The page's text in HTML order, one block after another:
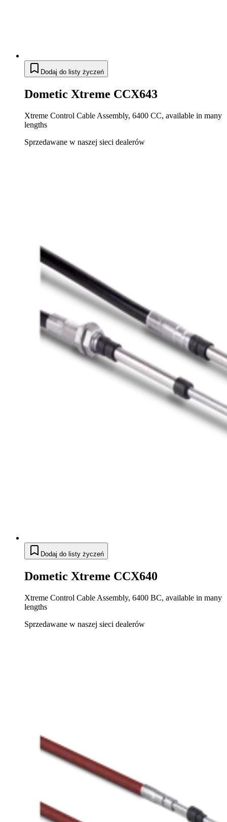
Dodaj do listy życzeń
Dometic Xtreme CCX643
Xtreme Control Cable Assembly, 6400 CC, available in many
lengths
Sprzedawane w naszej sieci dealerów
Dodaj do listy życzeń
Dometic Xtreme CCX640
Xtreme Control Cable Assembly, 6400 BC, available in many
lengths
Sprzedawane w naszej sieci dealerów